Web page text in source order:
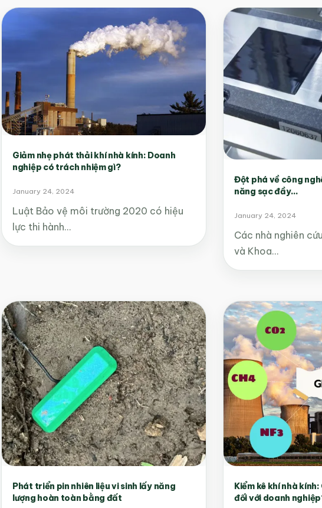
Giảm nhẹ phát thải khí nhà kính: Doanh
nghiệp có trách nhiệm gì?
January 24, 2024
Luật Bảo vệ môi trường 2020 có hiệu
lực thi hành…
Đột phá về công
năng sạc đầy...
January 24, 2024
Các nhà nghiên
và Khoa…
Phát triển pin nhiên liệu vi sinh lấy năng
lượng hoàn toàn bằng đất
Kiểm kê khí nhà
đối với doanh